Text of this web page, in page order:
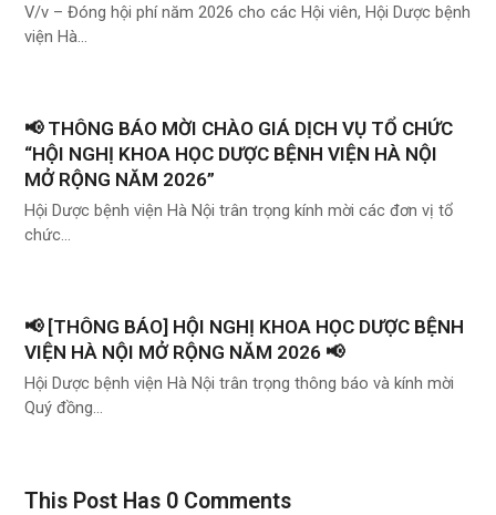
V/v – Đóng hội phí năm 2026 cho các Hội viên, Hội Dược bệnh
viện Hà…
📢 THÔNG BÁO MỜI CHÀO GIÁ DỊCH VỤ TỔ CHỨC
“HỘI NGHỊ KHOA HỌC DƯỢC BỆNH VIỆN HÀ NỘI
MỞ RỘNG NĂM 2026”
Hội Dược bệnh viện Hà Nội trân trọng kính mời các đơn vị tổ
chức…
📢 [THÔNG BÁO] HỘI NGHỊ KHOA HỌC DƯỢC BỆNH
VIỆN HÀ NỘI MỞ RỘNG NĂM 2026 📢
Hội Dược bệnh viện Hà Nội trân trọng thông báo và kính mời
Quý đồng…
This Post Has 0 Comments